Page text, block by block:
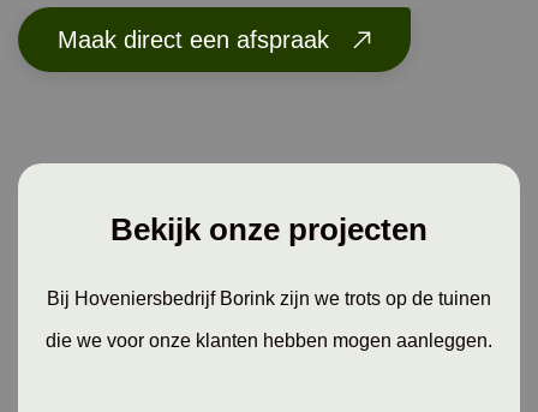
Maak direct een afspraak
Bekijk onze projecten
Bij Hoveniersbedrijf Borink zijn we trots op de tuinen
die we voor onze klanten hebben mogen aanleggen.